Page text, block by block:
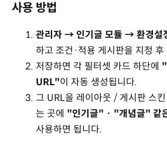
사용 방법
관리자 → 인기글 모듈 → 환경설
하고 조건·적용 게시판을 지정 후
저장하면 각 필터셋 카드 하단에
URL"이 자동 생성됩니다.
그 URL을 레이아웃 / 게시판 스
는 곳에 "인기글" · "개념글" 같
사용하면 됩니다.